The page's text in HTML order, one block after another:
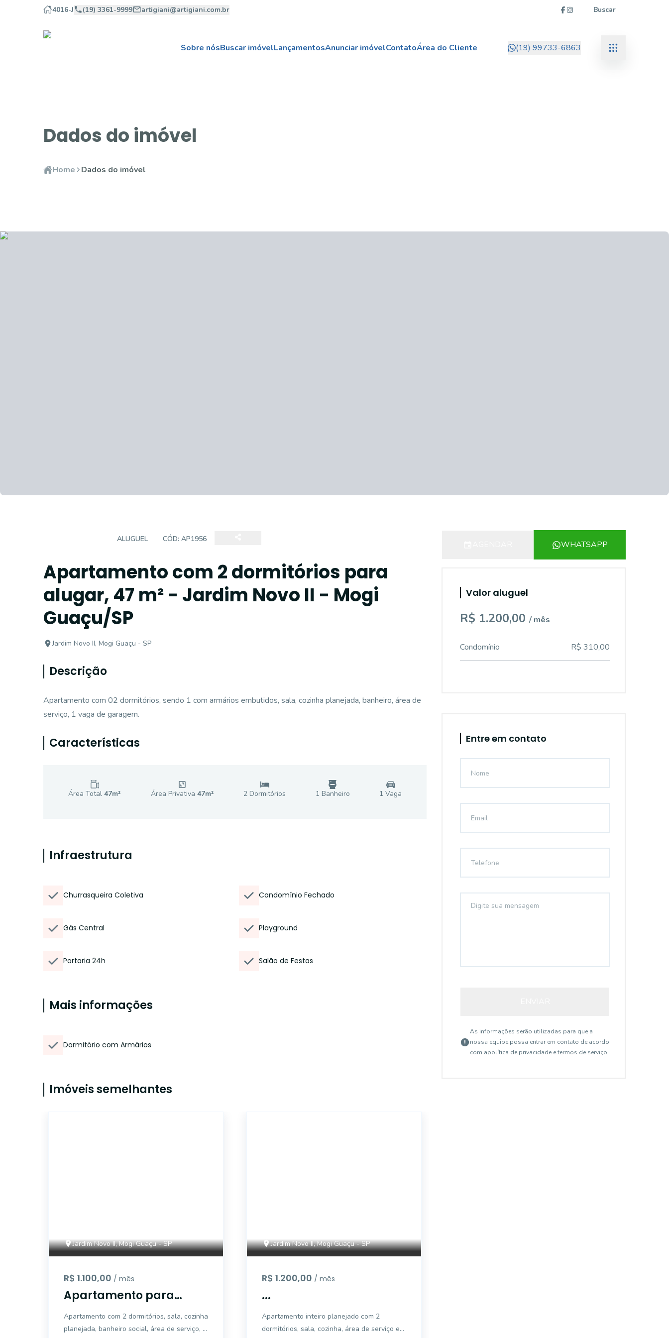
4016-J (19) 3361-9999 artigiani@artigiani.com.br Buscar
Sobre nósBuscar imóvelLançamentosAnunciar imóvelContatoÁrea do Cliente (19) 99733-6863
Dados do imóvel
Home Dados do imóvel
ALUGUEL CÓD: AP1956
Apartamento com 2 dormitórios para
alugar, 47 m² - Jardim Novo II - Mogi
Guaçu/SP
Jardim Novo II, Mogi Guaçu - SP
Descrição
Apartamento com 02 dormitórios, sendo 1 com armários embutidos, sala, cozinha planejada, banheiro, área de
serviço, 1 vaga de garagem.
Características
Área Total 47m² Área Privativa 47m² 2 Dormitórios 1 Banheiro 1 Vaga
Infraestrutura
Churrasqueira Coletiva Condomínio Fechado
Gás Central Playground
Portaria 24h Salão de Festas
Mais informações
Dormitório com Armários
Imóveis semelhantes
Jardim Novo II, Mogi Guaçu - SP
R$ 1.100,00 / mês
Apartamento para
locação no Residencial
Parque Morada do
Apartamento com 2 dormitórios, sala, cozinha
planejada, banheiro social, área de serviço, 1
Jardim Novo II, Mogi Guaçu - SP
R$ 1.200,00 / mês
...
Apartamento inteiro planejado com 2
dormitórios, sala, cozinha, área de serviço e
WHATSAPP
Valor aluguel
R$ 1.200,00 / mês
Condomínio R$ 310,00
Entre em contato
As informações serão utilizadas para que a
nossa equipe possa entrar em contato de acordo
com apolítica de privacidade e termos de serviço